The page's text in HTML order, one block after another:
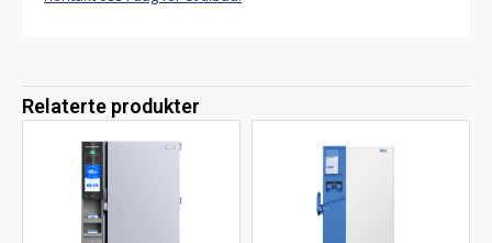
Relaterte produkter